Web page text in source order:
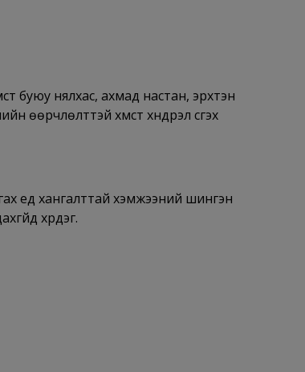
буюу нялхас, ахмад настан, эрхтэн
хүмүүст хүндрэл үүсгэх
үед хангалттай хэмжээний шингэн
хүрдэг.